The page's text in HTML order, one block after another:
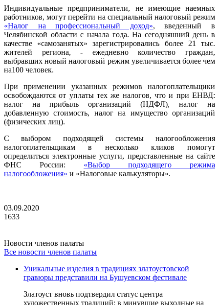
Индивидуальные предприниматели, не имеющие наемных
работников, могут перейти на специальный налоговый режим
«Налог на профессиональный доход», введенный в
Челябинской области с начала года. На сегодняшний день в
качестве «самозанятых» зарегистрировались более 21 тыс.
жителей региона, - ежедневно количество граждан,
выбравших новый налоговый режим увеличивается более чем
на100 человек.
При применении указанных режимов налогоплательщики
освобождаются от уплаты тех же налогов, что и при ЕНВД:
налог на прибыль организаций (НДФЛ), налог на
добавленную стоимость, налог на имущество организаций
(физических лиц).
С выбором подходящей системы налогообложения
налогоплательщикам в несколько кликов помогут
определиться электронные услуги, представленные на сайте
ФНС России: «Выбор подходящего режима
налогообложения» и «Налоговые калькуляторы».
03.09.2020
1633
Новости членов палаты
Все новости членов палаты
Уникальные изделия в традициях златоустовской
гравюры представили на Бушуевском фестивале
Златоуст вновь подтвердил статус центра
художественных традиций: в минувшие выходные на